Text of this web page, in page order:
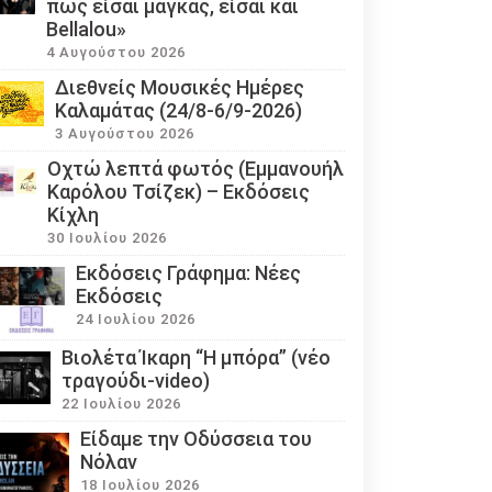
πως είσαι μάγκας, είσαι και
Bellalou»
4 Αυγούστου 2026
Διεθνείς Μουσικές Ημέρες
Καλαμάτας (24/8-6/9-2026)
3 Αυγούστου 2026
Οχτώ λεπτά φωτός (Εμμανουήλ
Καρόλου Τσίζεκ) – Εκδόσεις
Κίχλη
30 Ιουλίου 2026
Εκδόσεις Γράφημα: Νέες
Εκδόσεις
24 Ιουλίου 2026
Βιολέτα Ίκαρη “Η μπόρα” (νέο
τραγούδι-video)
22 Ιουλίου 2026
Eίδαμε την Οδύσσεια του
Νόλαν
18 Ιουλίου 2026